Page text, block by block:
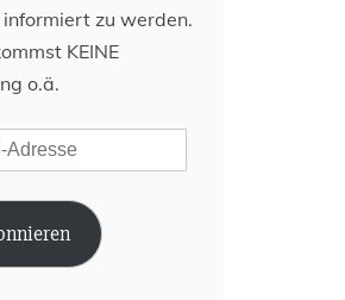
zu werden.
KEINE
o.ä.